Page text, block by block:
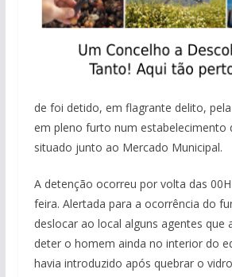
de foi detido, em flagrante delito, pela
em pleno furto num estabelecimento
situado junto ao Mercado Municipal.
A detenção ocorreu por volta das
feira. Alertada para a ocorrência do
deslocar ao local alguns agentes que
deter o homem ainda no interior do
havia introduzido após quebrar o